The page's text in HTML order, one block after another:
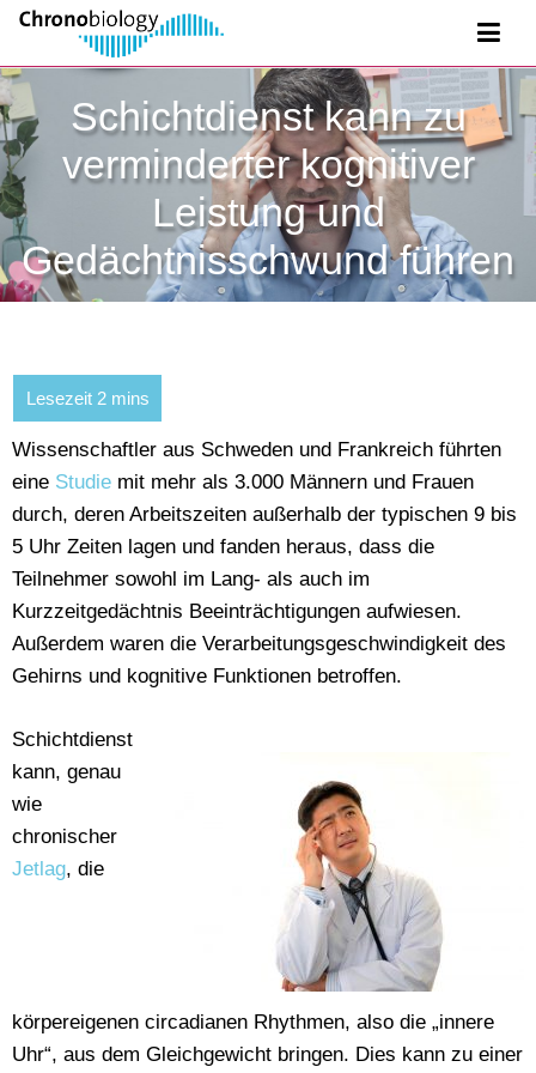
Schichtdienst kann zu
verminderter kognitiver
Leistung und
Gedächtnisschwund führen
Wissenschaftler aus Schweden und Frankreich führten
eine Studie mit mehr als 3.000 Männern und Frauen
durch, deren Arbeitszeiten außerhalb der typischen 9 bis
5 Uhr Zeiten lagen und fanden heraus, dass die
Teilnehmer sowohl im Lang- als auch im
Kurzzeitgedächtnis Beeinträchtigungen aufwiesen.
Außerdem waren die Verarbeitungsgeschwindigkeit des
Gehirns und kognitive Funktionen betroffen.
Schichtdienst
kann, genau
wie
chronischer
Jetlag, die
körpereigenen circadianen Rhythmen, also die „innere
Uhr“, aus dem Gleichgewicht bringen. Dies kann zu einer